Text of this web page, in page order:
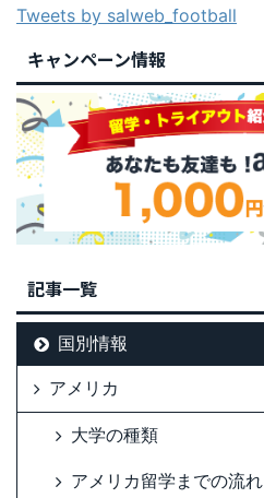
Tweets by salweb_football
キャンペーン情報
記事一覧
国別情報
アメリカ
大学の種類
アメリカ留学までの流れ